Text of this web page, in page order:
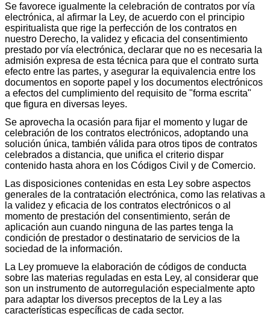
Se favorece igualmente la celebración de contratos por vía
electrónica, al afirmar la Ley, de acuerdo con el principio
espiritualista que rige la perfección de los contratos en
nuestro Derecho, la validez y eficacia del consentimiento
prestado por vía electrónica, declarar que no es necesaria la
admisión expresa de esta técnica para que el contrato surta
efecto entre las partes, y asegurar la equivalencia entre los
documentos en soporte papel y los documentos electrónicos
a efectos del cumplimiento del requisito de "forma escrita"
que figura en diversas leyes.
Se aprovecha la ocasión para fijar el momento y lugar de
celebración de los contratos electrónicos, adoptando una
solución única, también válida para otros tipos de contratos
celebrados a distancia, que unifica el criterio dispar
contenido hasta ahora en los Códigos Civil y de Comercio.
Las disposiciones contenidas en esta Ley sobre aspectos
generales de la contratación electrónica, como las relativas a
la validez y eficacia de los contratos electrónicos o al
momento de prestación del consentimiento, serán de
aplicación aun cuando ninguna de las partes tenga la
condición de prestador o destinatario de servicios de la
sociedad de la información.
La Ley promueve la elaboración de códigos de conducta
sobre las materias reguladas en esta Ley, al considerar que
son un instrumento de autorregulación especialmente apto
para adaptar los diversos preceptos de la Ley a las
características específicas de cada sector.